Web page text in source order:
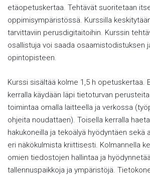
etäopetuskertaa. Tehtävät suoritetaan
oppimisympäristössä. Kurssilla
tarvittaviin perusdigitaitoihin. Kurssin
osallistuja voi saada osaamistodistuksen
opintopisteen.
Kurssi sisältää kolme 1,5 h opetuskertaa.
kerralla käydään läpi tietoturvan
toimintaa omalla laitteella ja verkossa
ohjeita noudattaen). Toisella kerralla
hakukoneilla ja tekoälyä hyödyntäen sekä
eri näkökulmista kriittisesti. Kolmannella
omien tiedostojen hallintaa ja
tallennuspaikkoja ja ympäristöjä.